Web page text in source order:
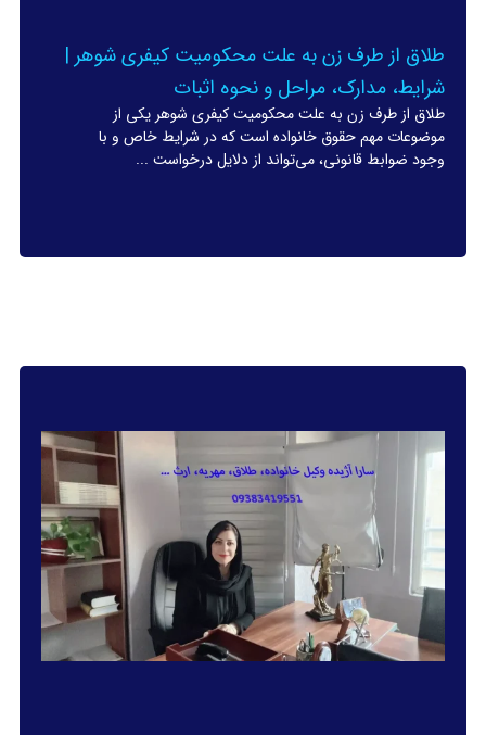
طلاق از طرف زن به علت محکومیت کیفری شوهر |
شرایط، مدارک، مراحل و نحوه اثبات
طلاق از طرف زن به علت محکومیت کیفری شوهر یکی از
موضوعات مهم حقوق خانواده است که در شرایط خاص و با
وجود ضوابط قانونی، می‌تواند از دلایل درخواست ...